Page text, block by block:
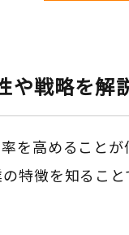
戦略を解
を高めることが
特徴を知るこ